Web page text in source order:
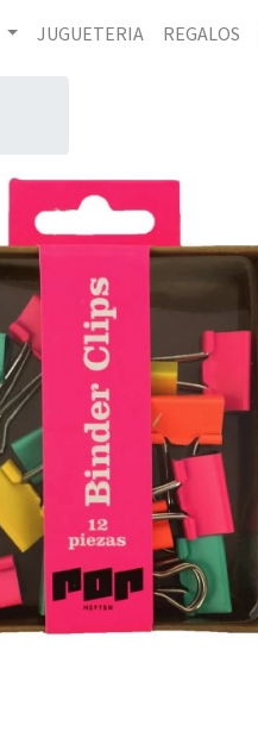
JUGUETERIA REGALOS